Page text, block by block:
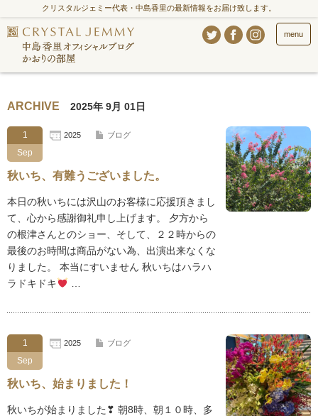
クリスタルジェミー代表・中島香里の最新情報をお届け致します。
menu
ARCHIVE 2025年 9月 01日
1
Sep
2025 ブログ
秋いち、有難うございました。
本日の秋いちには沢山のお客様に応援頂きまし
て、心から感謝御礼申し上げます。 夕方から
の根津さんとのショー、そして、２２時からの
最後のお時間は商品がない為、出演出来なくな
りました。 本当にすいません 秋いちはハラハ
ラドキドキ
1
Sep
2025 ブログ
秋いち、始まりました！
秋いちが始まりました❣ 朝8時、朝１０時、多